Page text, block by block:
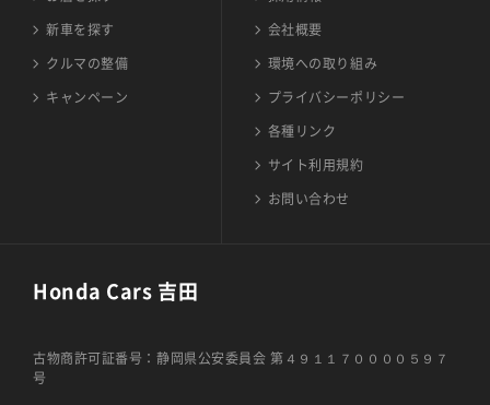
新車を探す
クルマの整備
キャンペーン
会社概要
環境への取り組み
プライバシーポリシー
各種リンク
サイト利用規約
お問い合わせ
Honda Cars 吉田
古物商許可証番号：静岡県公安委員会 第４９１１７００００５９７
号